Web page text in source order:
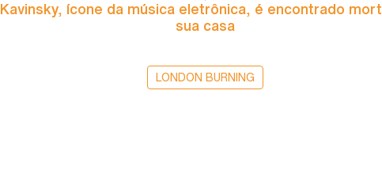
Kavinsky, ícone da música eletrônica, é encontrado
sua casa
LONDON BURNING